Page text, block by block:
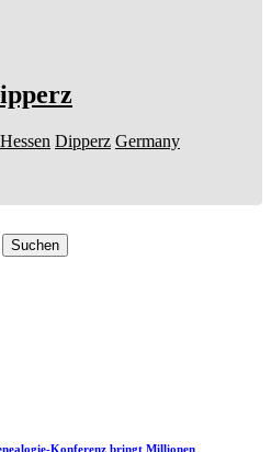
Hessen Dipperz Germany
Suchen
Konferenz bringt Millionen